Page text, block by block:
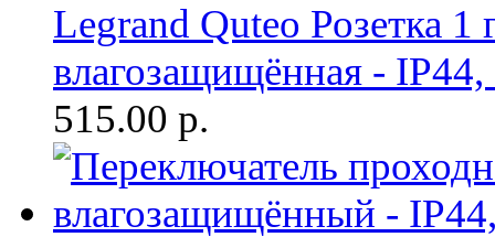
Legrand Quteo Розетка 1
влагозащищённая - IP44,
515.00 р.